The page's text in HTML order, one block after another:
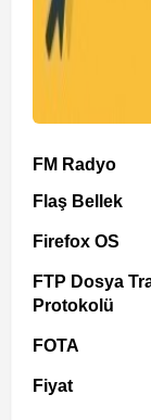
FM Radyo
Flaş Bellek
Firefox OS
FTP Dosya
Protokolü
FOTA
Fiyat